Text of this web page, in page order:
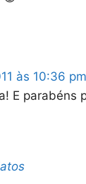
às 10:36 pm
E parabéns